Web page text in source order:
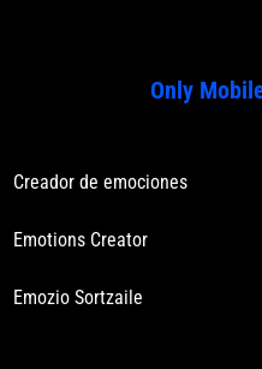
Only
Creador de emociones
Emotions Creator
Emozio Sortzaile